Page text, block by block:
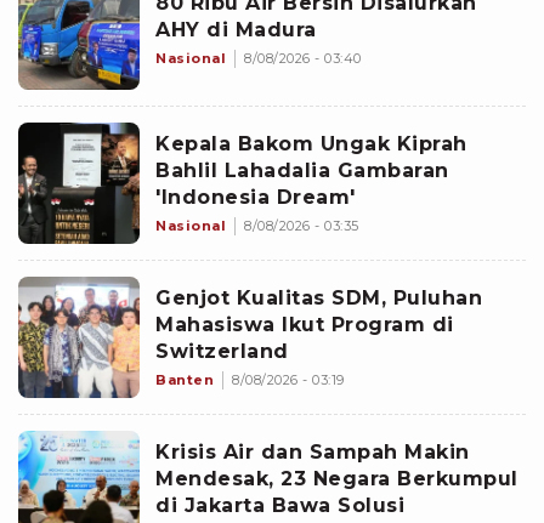
AHY di Madura
Nasional 8/08/2026 - 03:40
Kepala Bakom Ungak Kiprah
Bahlil Lahadalia Gambaran
'Indonesia Dream'
Nasional 8/08/2026 - 03:35
Genjot Kualitas SDM, Puluhan
Mahasiswa Ikut Program di
Switzerland
Banten 8/08/2026 - 03:19
Krisis Air dan Sampah Makin
Mendesak, 23 Negara Berkumpul
di Jakarta Bawa Solusi